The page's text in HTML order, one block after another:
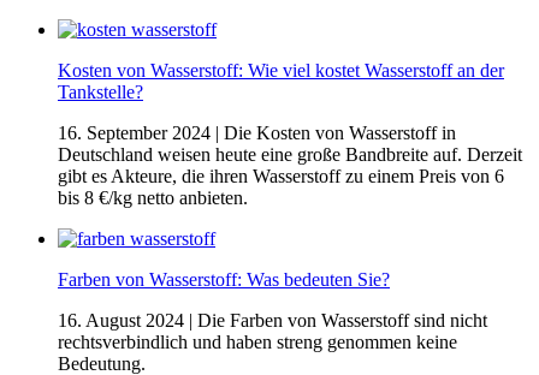
Kosten von Wasserstoff: Wie viel kostet Wasserstoff an der
Tankstelle?
16. September 2024 | Die Kosten von Wasserstoff in
Deutschland weisen heute eine große Bandbreite auf. Derzeit
gibt es Akteure, die ihren Wasserstoff zu einem Preis von 6
bis 8 €/kg netto anbieten.
Farben von Wasserstoff: Was bedeuten Sie?
16. August 2024 | Die Farben von Wasserstoff sind nicht
rechtsverbindlich und haben streng genommen keine
Bedeutung.